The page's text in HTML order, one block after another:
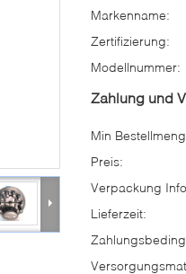
Markenname:
Zertifizierung:
Modellnummer:
Zahlung und
Min
Preis:
Verpackung
Lieferzeit: